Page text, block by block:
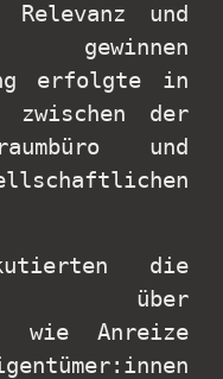
Relevanz und
gewinnen
erfolgte in
zwischen der
und
die
über
wie Anreize